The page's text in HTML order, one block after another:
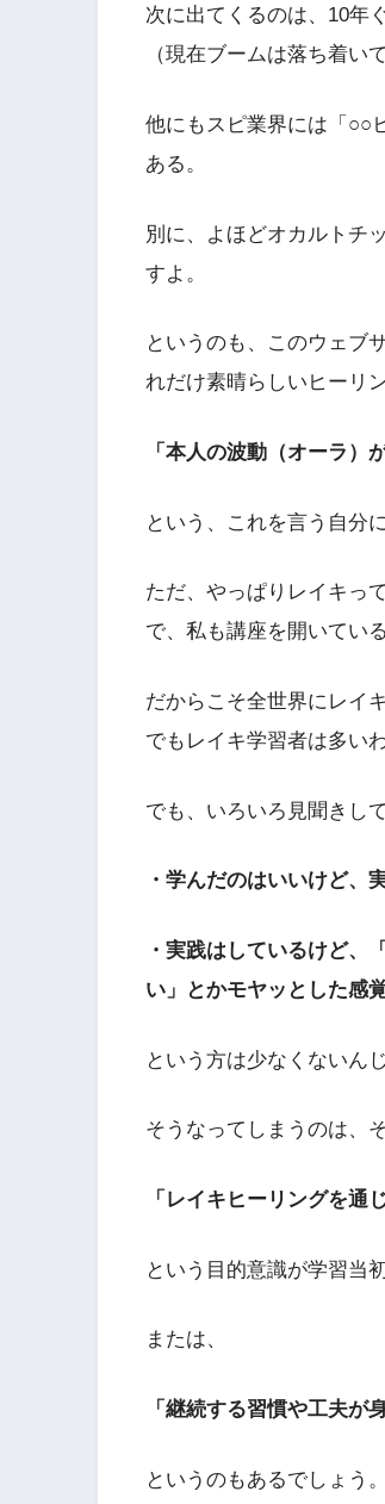
次に出てくるのは、10年
（現在ブームは落ち着い
他にもスピ業界には「○○
ある。
別に、よほどオカルトチ
すよ。
というのも、このウェブ
れだけ素晴らしいヒーリ
「本人の波動（オーラ）
という、これを言う自分
ただ、やっぱりレイキっ
で、私も講座を開いてい
だからこそ全世界にレイ
でもレイキ学習者は多い
でも、いろいろ見聞きし
・学んだのはいいけど、
・実践はしているけど、
い」とかモヤッとした感
という方は少なくないん
そうなってしまうのは、
「レイキヒーリングを通
という目的意識が学習当
または、
「継続する習慣や工夫が
というのもあるでしょう。